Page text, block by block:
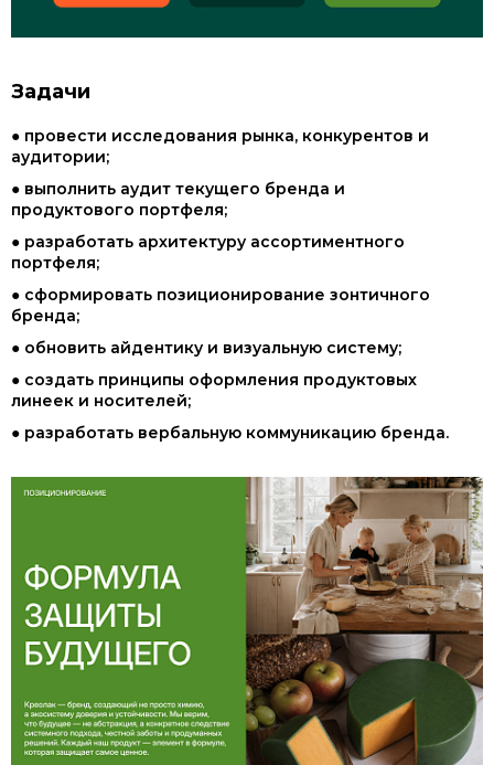
Задачи
● провести исследования рынка, конкурентов и
аудитории;
● выполнить аудит текущего бренда и
продуктового портфеля;
● разработать архитектуру ассортиментного
портфеля;
● сформировать позиционирование зонтичного
бренда;
● обновить айдентику и визуальную систему;
● создать принципы оформления продуктовых
линеек и носителей;
● разработать вербальную коммуникацию бренда.